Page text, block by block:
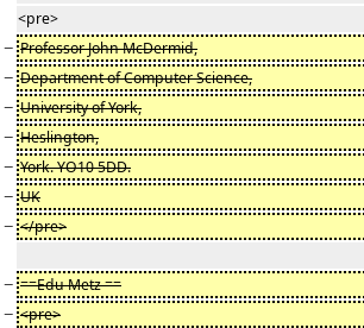
<pre>
− Professor John McDermid,
− Department of Computer Science,
− University of York,
− Heslington,
− York. YO10 5DD.
− UK
− </pre>
− ==Edu Metz ==
− <pre>